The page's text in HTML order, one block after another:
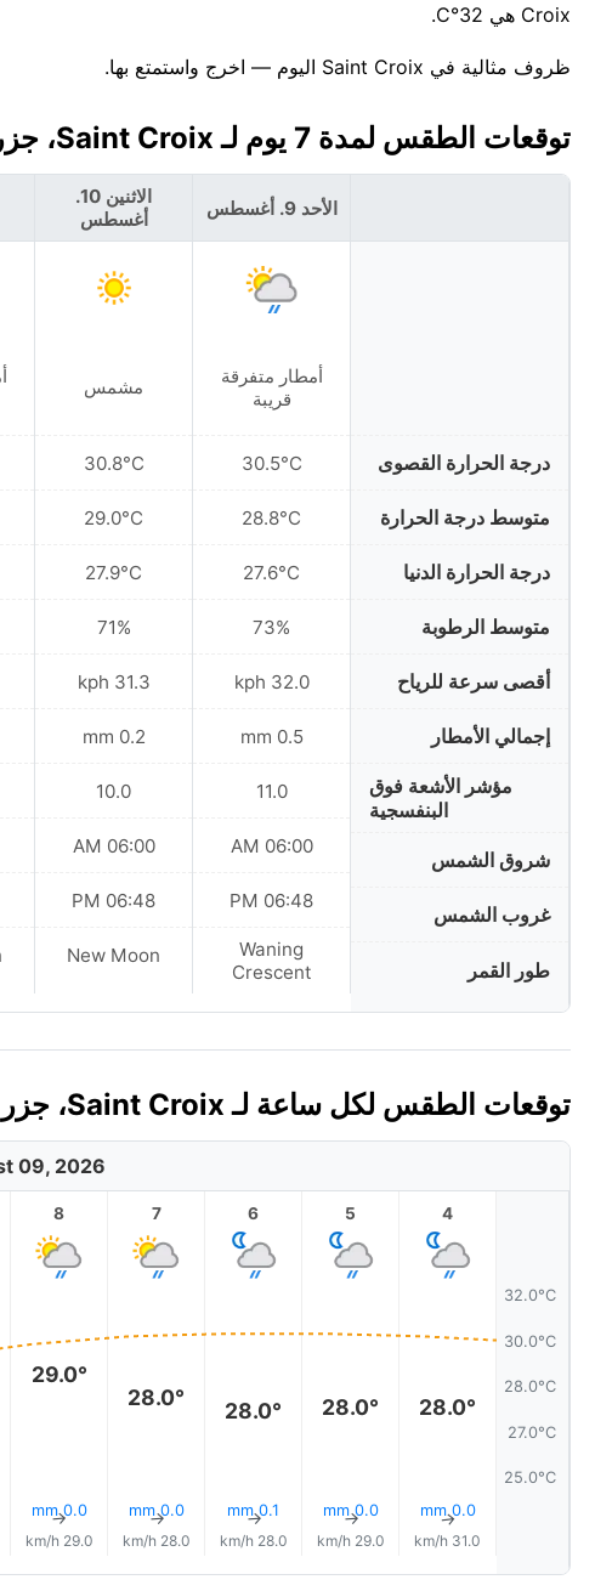
Croix هي 32°C.
ظروف مثالية في Saint Croix اليوم — اخرج واستمتع بها.
توقعات الطقس لمدة 7 يوم لـ Saint Croix، جزر فيرجن التابعة للولايات المتحدة 🇻🇮
درجة الحرارة القصوى
متوسط درجة الحرارة
درجة الحرارة الدنيا
متوسط الرطوبة
أقصى سرعة للرياح
إجمالي الأمطار
مؤشر الأشعة فوق
البنفسجية
شروق الشمس
غروب الشمس
طور القمر
الأحد 9. أغسطس
أمطار متفرقة
قريبة
30.5°C
28.8°C
27.6°C
73%
32.0 kph
0.5 mm
11.0
06:00 AM
06:48 PM
Waning
Crescent
الاثنين 10.
أغسطس
مشمس
30.8°C
29.0°C
27.9°C
71%
31.3 kph
0.2 mm
10.0
06:00 AM
06:48 PM
New Moon
توقعات الطقس لكل ساعة لـ Saint Croix، جزر فيرجن التابعة للولايات المتحدة اليوم 🇻🇮
09, 2026
32.0°C
30.0°C
28.0°C
27.0°C
25.0°C
4
28.0°
0.0 mm
↑
31.0 km/h
5
28.0°
0.0 mm
↑
29.0 km/h
6
28.0°
0.1 mm
↑
28.0 km/h
7
28.0°
0.0 mm
↑
28.0 km/h
8
29.0°
0.0 mm
↑
29.0 km/h